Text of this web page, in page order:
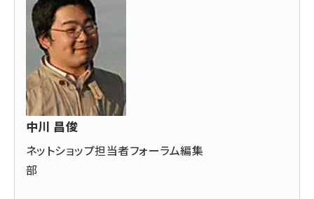
中川 昌俊
ネットショップ担当者フォーラム編集
部